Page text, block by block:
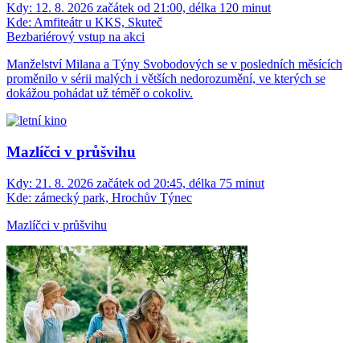
Kdy: 12. 8. 2026 začátek od 21:00, délka 120 minut
Kde: Amfiteátr u KKS, Skuteč
Bezbariérový vstup na akci
Manželství Milana a Týny Svobodových se v posledních měsících
proměnilo v sérii malých i větších nedorozumění, ve kterých se
dokážou pohádat už téměř o cokoliv.
Mazlíčci v průšvihu
Kdy: 21. 8. 2026 začátek od 20:45, délka 75 minut
Kde: zámecký park, Hrochův Týnec
Mazlíčci v průšvihu